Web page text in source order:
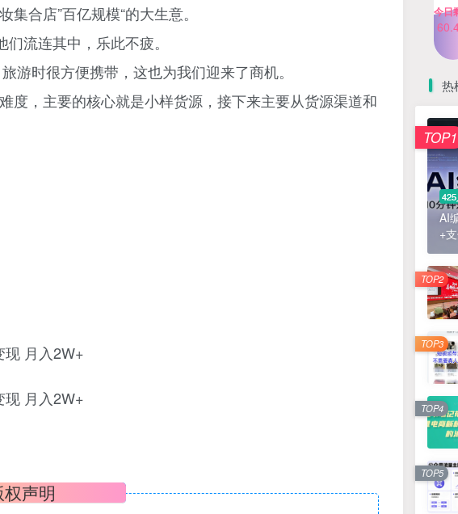
合店”百亿规模“的大生意。
流连其中，乐此不疲。
游时很方便携带，这也为我们迎来了商机。
度，主要的核心就是小样货源，接下来主要从货源渠道和
权声明
TOP6
1 ?
2 淘宝
3 抓
2025
5 线
6 全网
7 25年
8 情
9 在
10
今日
热
AI
+
TOP1
TOP2
TOP3
TOP4
TOP5